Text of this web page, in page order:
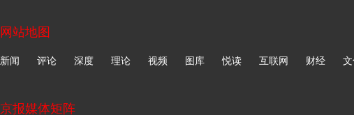
何世昌说，现在，渔民们渔船作业格外小心，自觉保护海
创新的还有与蓝碳相关的司法模式。2024年3月，
网站地图
新闻 评论 深度 理论 视频 图库 悦读 互联网 财经
京报媒体矩阵